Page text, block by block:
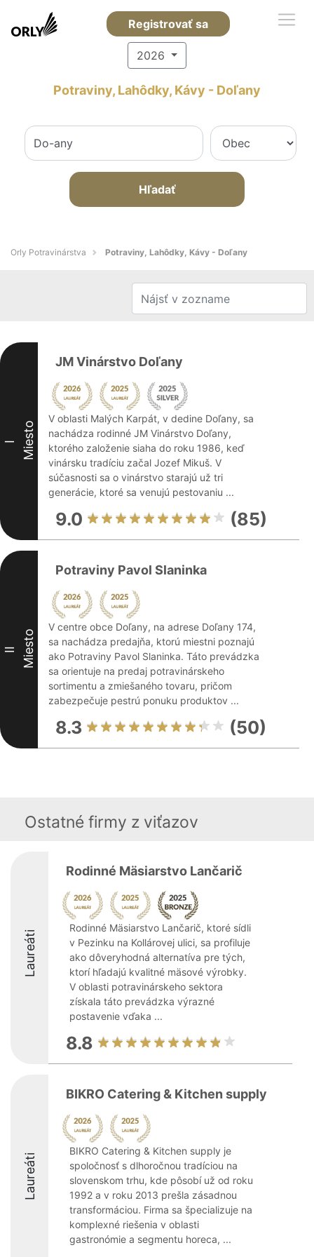
Registrovať sa
2026
Potraviny, Lahôdky, Kávy - Doľany
Hľadať
Orly Potravinárstva Potraviny, Lahôdky, Kávy - Doľany
I Miesto
JM Vinárstvo Doľany
V oblasti Malých Karpát, v dedine Doľany, sa
nachádza rodinné JM Vinárstvo Doľany,
ktorého založenie siaha do roku 1986, keď
vinársku tradíciu začal Jozef Mikuš. V
súčasnosti sa o vinárstvo starajú už tri
generácie, ktoré sa venujú pestovaniu ...
9.0 (85)
II Miesto
Potraviny Pavol Slaninka
V centre obce Doľany, na adrese Doľany 174,
sa nachádza predajňa, ktorú miestni poznajú
ako Potraviny Pavol Slaninka. Táto prevádzka
sa orientuje na predaj potravinárskeho
sortimentu a zmiešaného tovaru, pričom
zabezpečuje pestrú ponuku produktov ...
8.3 (50)
Ostatné firmy z viťazov
Laureáti
Rodinné Mäsiarstvo Lančarič
Rodinné Mäsiarstvo Lančarič, ktoré sídli
v Pezinku na Kollárovej ulici, sa profiluje
ako dôveryhodná alternatíva pre tých,
ktorí hľadajú kvalitné mäsové výrobky.
V oblasti potravinárskeho sektora
získala táto prevádzka výrazné
postavenie vďaka ...
8.8
Laureáti
BIKRO Catering & Kitchen supply
BIKRO Catering & Kitchen supply je
spoločnosť s dlhoročnou tradíciou na
slovenskom trhu, kde pôsobí už od roku
1992 a v roku 2013 prešla zásadnou
transformáciou. Firma sa špecializuje na
komplexné riešenia v oblasti
gastronómie a segmentu horeca, ...